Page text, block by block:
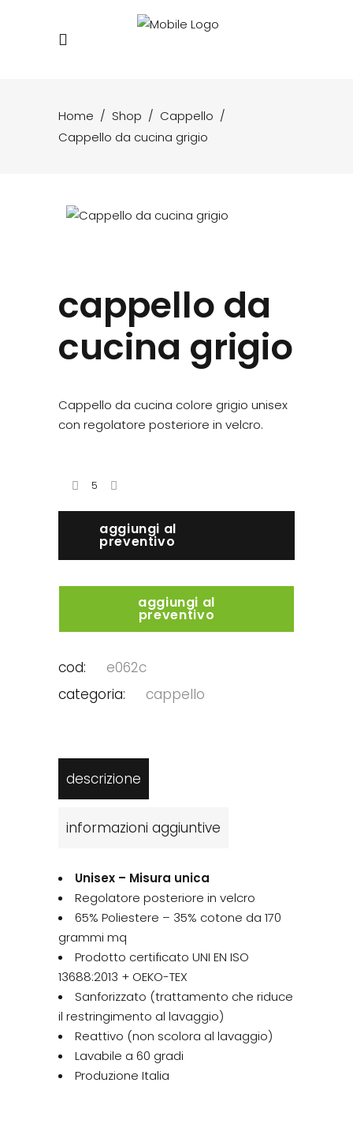
Home / Shop / Cappello /
Cappello da cucina grigio
cappello da
cucina grigio
Cappello da cucina colore grigio unisex
con regolatore posteriore in velcro.
aggiungi al
preventivo
aggiungi al
preventivo
cod:
e062c
categoria:
cappello
descrizione
informazioni aggiuntive
Unisex – Misura unica
Regolatore posteriore in velcro
65% Poliestere – 35% cotone da 170
grammi mq
Prodotto certificato UNI EN ISO
13688:2013 + OEKO-TEX
Sanforizzato (trattamento che riduce
il restringimento al lavaggio)
Reattivo (non scolora al lavaggio)
Lavabile a 60 gradi
Produzione Italia